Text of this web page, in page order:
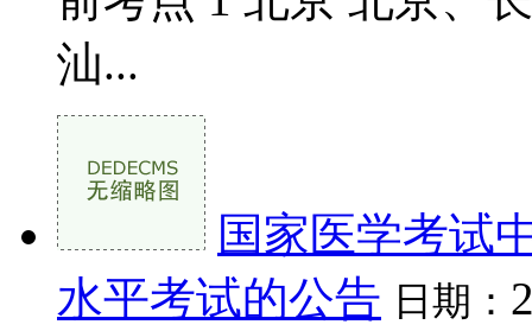
汕...
国家医学考试
水平考试的公告 日期：